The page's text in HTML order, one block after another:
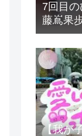
7回目
藤嶌果
日向坂
【我が